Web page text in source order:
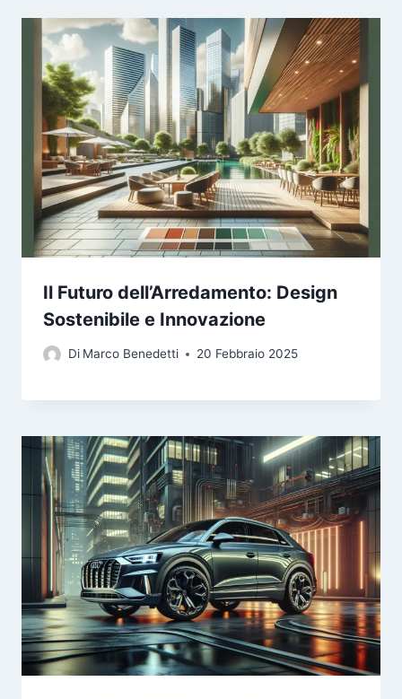
Il Futuro dell’Arredamento: Design
Sostenibile e Innovazione
Di Marco Benedetti 20 Febbraio 2025